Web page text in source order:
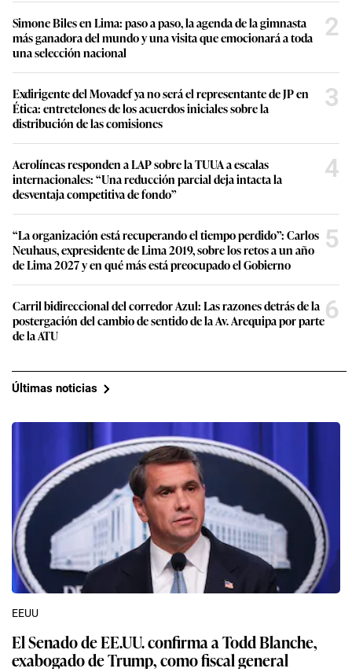
Simone Biles en Lima: paso a paso, la agenda de la gimnasta
más ganadora del mundo y una visita que emocionará a toda
una selección nacional
2
Exdirigente del Movadef ya no será el representante de JP en
Ética: entretelones de los acuerdos iniciales sobre la
distribución de las comisiones
3
Aerolíneas responden a LAP sobre la TUUA a escalas
internacionales: “Una reducción parcial deja intacta la
desventaja competitiva de fondo”
4
“La organización está recuperando el tiempo perdido”: Carlos
Neuhaus, expresidente de Lima 2019, sobre los retos a un año
de Lima 2027 y en qué más está preocupado el Gobierno
5
Carril bidireccional del corredor Azul: Las razones detrás de la
postergación del cambio de sentido de la Av. Arequipa por parte
de la ATU
6
Últimas noticias
EEUU
El Senado de EE.UU. confirma a Todd Blanche,
exabogado de Trump, como fiscal general